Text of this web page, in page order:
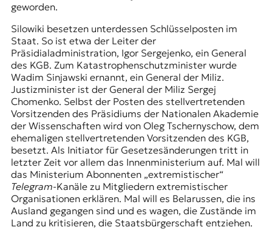
e
u
r
o
p
a
.
geworden.
Silowiki besetzen unterdessen Schlüsselposten im
Staat. So ist etwa der Leiter der
Präsidialadministration, Igor Sergejenko, ein General
des KGB. Zum Katastrophenschutzminister wurde
Wadim Sinjawski ernannt, ein General der Miliz.
Justizminister ist der General der Miliz Sergej
Chomenko. Selbst der Posten des stellvertretenden
Vorsitzenden des Präsidiums der Nationalen Akademie
der Wissenschaften wird von Oleg Tschernyschow, dem
ehemaligen stellvertretenden Vorsitzenden des KGB,
besetzt. Als Initiator für Gesetzesänderungen tritt in
letzter Zeit vor allem das Innenministerium auf. Mal will
das Ministerium Abonnenten „extremistischer“
Telegram-Kanälezu Mitgliedern extremistischer
Organisationen erklären. Mal will es Belarussen, die ins
Ausland gegangen sind und es wagen, die Zustände im
Land zu kritisieren, die Staatsbürgerschaft entziehen.